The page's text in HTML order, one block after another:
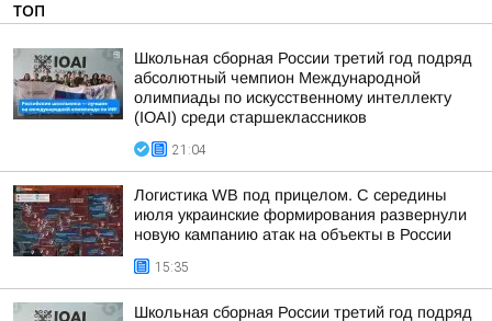
ТОП
Школьная сборная России третий год подряд
абсолютный чемпион Международной
олимпиады по искусственному интеллекту
(IOAI) среди старшеклассников
21:04
Логистика WB под прицелом. С середины
июля украинские формирования развернули
новую кампанию атак на объекты в России
15:35
Школьная сборная России третий год подряд